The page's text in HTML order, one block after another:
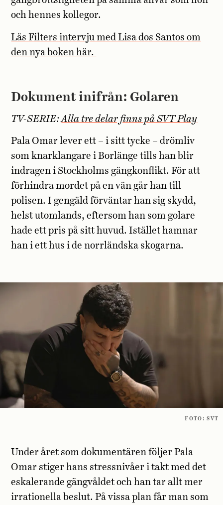
och hennes kollegor.
Läs Filters intervju med Lisa dos Santos om
den nya boken här.
Dokument inifrån: Golaren
TV-SERIE:Alla tre delar finns på SVT Play
Pala Omar lever ett – i sitt tycke – drömliv
som knarklangare i Borlänge tills han blir
indragen i Stockholms gängkonflikt. För att
förhindra mordet på en vän går han till
polisen. I gengäld förväntar han sig skydd,
helst utomlands, eftersom han som golare
hade ett pris på sitt huvud. Istället hamnar
han i ett hus i de norrländska skogarna.
FOTO: SVT
Under året som dokumentären följer Pala
Omar stiger hans stressnivåer i takt med det
eskalerande gängvåldet och han tar allt mer
irrationella beslut. På vissa plan får man som